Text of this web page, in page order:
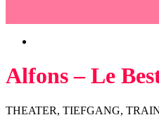
Alfons – Le
THEATER, TIEFGANG,